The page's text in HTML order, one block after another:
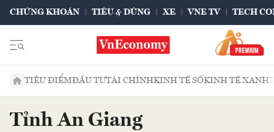
CHỨNG KHOÁN TIÊU & DÙNG XE VNE TV TECH
TIÊU ĐIỂMĐẦU TƯTÀI CHÍNHKINH TẾ SỐKINH TẾ XANH
Tỉnh An Giang